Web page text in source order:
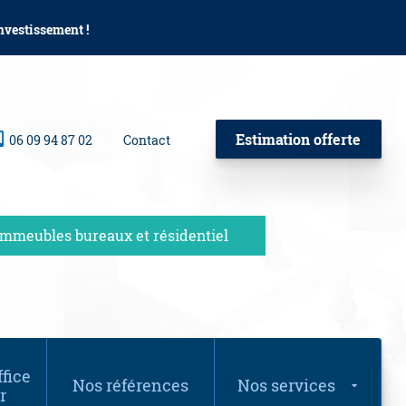
!
06 09 94 87 02 Contact Estimation offerte
bureaux et résidentiel
Nos références Nos services